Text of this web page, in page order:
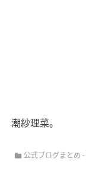
潮紗理菜。
公式ブログまとめ -